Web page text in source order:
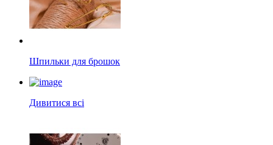
Шпильки для брошок
Дивитися всі